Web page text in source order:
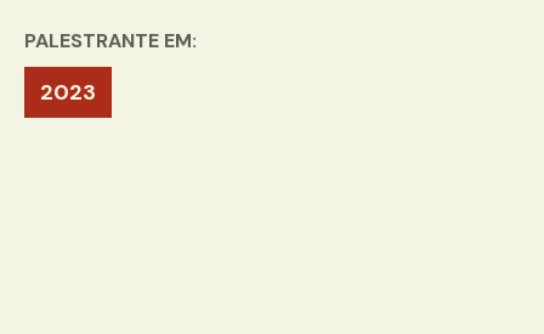
PALESTRANTE EM:
2023